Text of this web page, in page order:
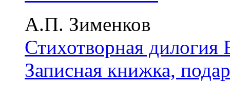
А.П. Зименков
Стихотворная
Записная книжка,